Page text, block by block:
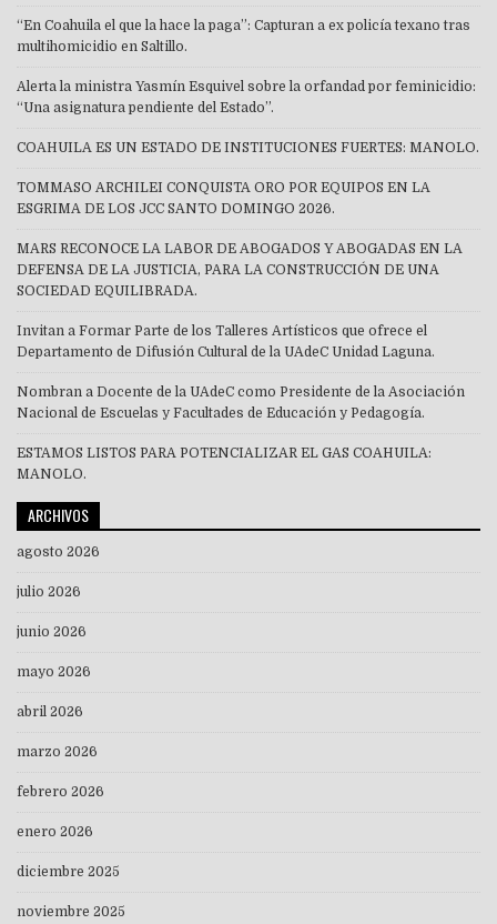
“En Coahuila el que la hace la paga”: Capturan a ex policía texano tras
multihomicidio en Saltillo.
Alerta la ministra Yasmín Esquivel sobre la orfandad por feminicidio:
“Una asignatura pendiente del Estado”.
COAHUILA ES UN ESTADO DE INSTITUCIONES FUERTES: MANOLO.
TOMMASO ARCHILEI CONQUISTA ORO POR EQUIPOS EN LA
ESGRIMA DE LOS JCC SANTO DOMINGO 2026.
MARS RECONOCE LA LABOR DE ABOGADOS Y ABOGADAS EN LA
DEFENSA DE LA JUSTICIA, PARA LA CONSTRUCCIÓN DE UNA
SOCIEDAD EQUILIBRADA.
Invitan a Formar Parte de los Talleres Artísticos que ofrece el
Departamento de Difusión Cultural de la UAdeC Unidad Laguna.
Nombran a Docente de la UAdeC como Presidente de la Asociación
Nacional de Escuelas y Facultades de Educación y Pedagogía.
ESTAMOS LISTOS PARA POTENCIALIZAR EL GAS COAHUILA:
MANOLO.
ARCHIVOS
agosto 2026
julio 2026
junio 2026
mayo 2026
abril 2026
marzo 2026
febrero 2026
enero 2026
diciembre 2025
noviembre 2025